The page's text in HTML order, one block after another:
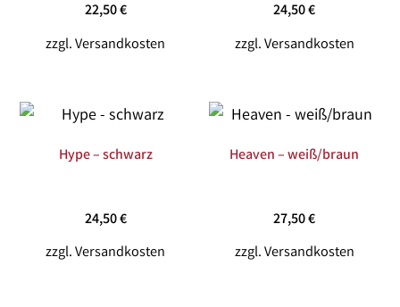
22,50€
zzgl.Versandkosten
24,50€
zzgl.Versandkosten
Hype – schwarz
24,50€
zzgl.Versandkosten
Heaven – weiß/braun
27,50€
zzgl.Versandkosten